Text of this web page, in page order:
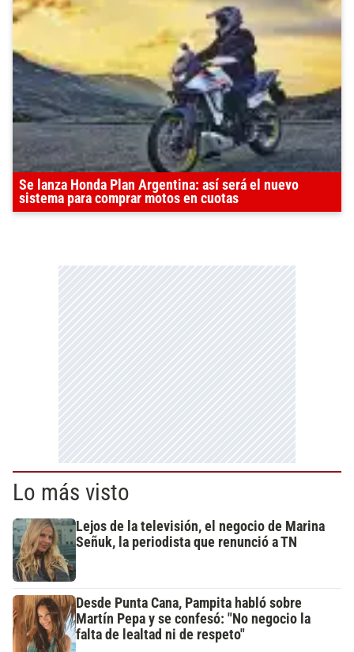
Se lanza Honda Plan Argentina: así será el nuevo
sistema para comprar motos en cuotas
Lo más visto
Lejos de la televisión, el negocio de Marina
Señuk, la periodista que renunció a TN
Desde Punta Cana, Pampita habló sobre
Martín Pepa y se confesó: "No negocio la
falta de lealtad ni de respeto"